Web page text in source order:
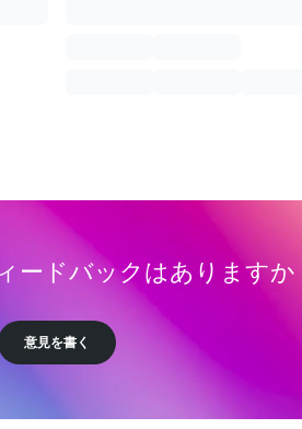
ードバックはありますか
意見を書く